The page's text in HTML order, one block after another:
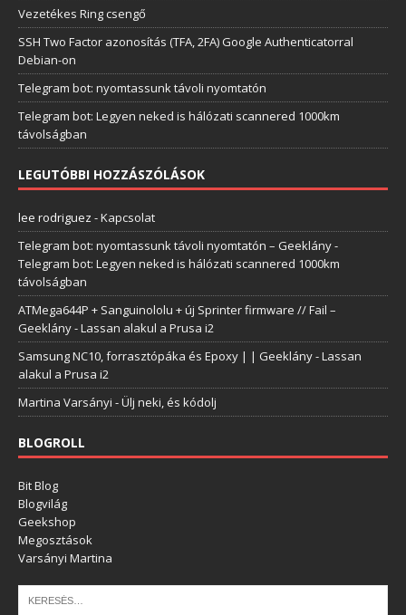
Vezetékes Ring csengő
SSH Two Factor azonosítás (TFA, 2FA) Google Authenticatorral
Debian-on
Telegram bot: nyomtassunk távoli nyomtatón
Telegram bot: Legyen neked is hálózati scannered 1000km
távolságban
LEGUTÓBBI HOZZÁSZÓLÁSOK
lee rodriguez -Kapcsolat
Telegram bot: nyomtassunk távoli nyomtatón – Geeklány-
Telegram bot: Legyen neked is hálózati scannered 1000km
távolságban
ATMega644P + Sanguinololu + új Sprinter firmware // Fail –
Geeklány-Lassan alakul a Prusa i2
Samsung NC10, forrasztópáka és Epoxy | | Geeklány-Lassan
alakul a Prusa i2
Martina Varsányi -Ülj neki, és kódolj
BLOGROLL
Bit Blog
Blogvilág
Geekshop
Megosztások
Varsányi Martina